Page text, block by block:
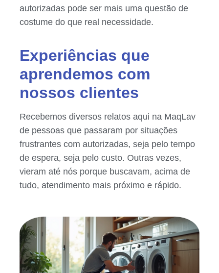
autorizadas pode ser mais uma questão de
costume do que real necessidade.
Experiências que
aprendemos com
nossos clientes
Recebemos diversos relatos aqui na MaqLav
de pessoas que passaram por situações
frustrantes com autorizadas, seja pelo tempo
de espera, seja pelo custo. Outras vezes,
vieram até nós porque buscavam, acima de
tudo, atendimento mais próximo e rápido.